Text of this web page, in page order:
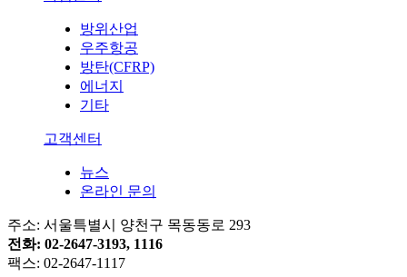
방위산업
우주항공
방탄(CFRP)
에너지
기타
고객센터
뉴스
온라인 문의
주소: 서울특별시 양천구 목동동로 293
전화: 02-2647-3193, 1116
팩스: 02-2647-1117